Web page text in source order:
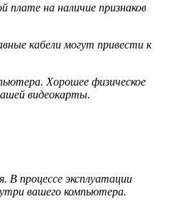
на наличие признаков
кабели могут привести к
Хорошее физическое
видеокарты.
процессе эксплуатации
вашего компьютера.